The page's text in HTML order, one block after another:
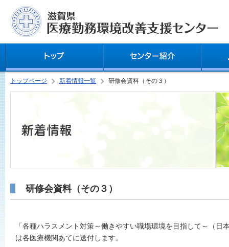
トップページ 新着情報一覧 研修会資料（その３）
研修会資料（その３）
「各種ハラスメント対策～働きやすい職場環境を目指して～（日
は各医療機関あてに送付します。